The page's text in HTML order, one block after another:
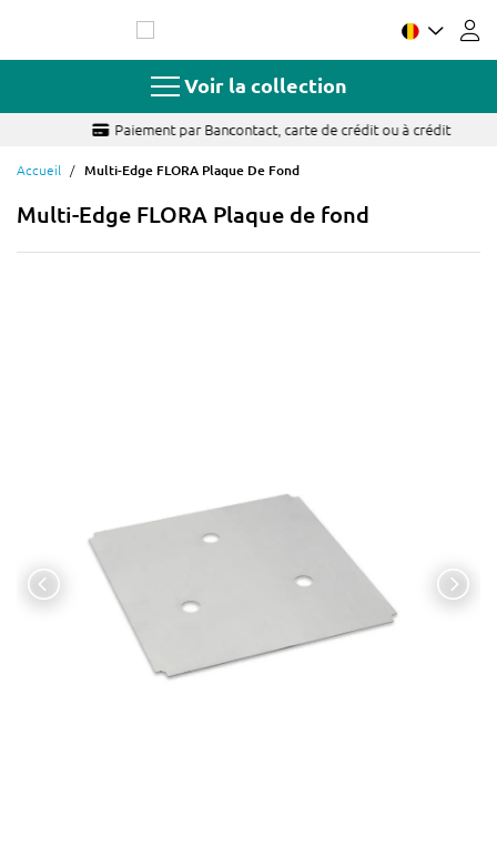
contenu
Voir la collection
Paiement par Bancontact, carte de crédit ou à crédit
Accueil Multi-Edge FLORA Plaque De Fond
Multi-Edge FLORA Plaque de fond